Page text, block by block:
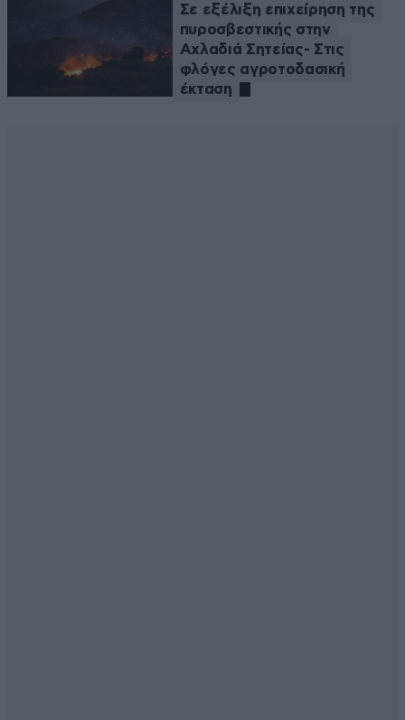
Σε εξέλιξη επιχείρηση της
πυροσβεστικής στην
Αχλαδιά Σητείας- Στις
φλόγες αγροτοδασική
έκταση